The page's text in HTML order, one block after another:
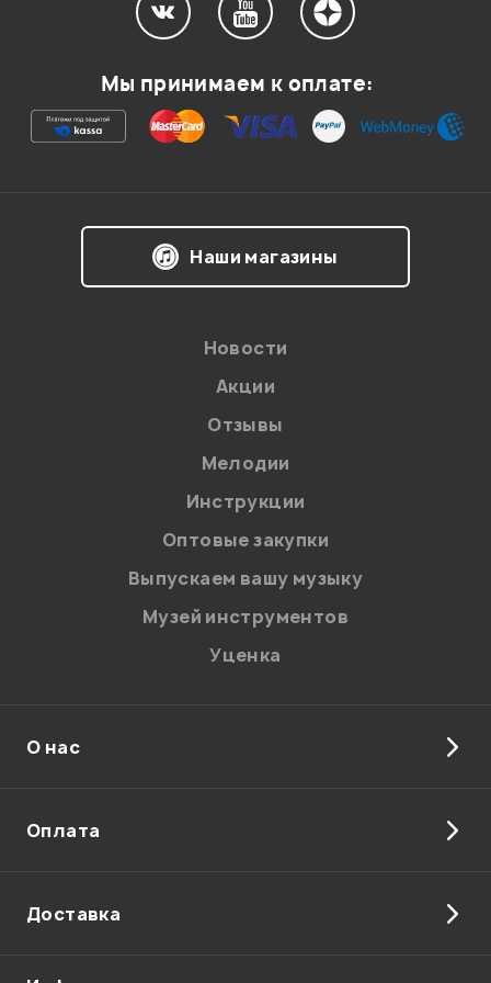
Ваша оценка:
на обработку персональных данных в
Политикой в отношении обработки
персональных данных.
Введите проверочное число:
Отправить
Мы принимаем к оплате:
Наши магазины
Новости
Акции
Отзывы
Мелодии
Инструкции
Оптовые закупки
Выпускаем вашу музыку
Музей инструментов
Уценка
О нас
Оплата
Доставка